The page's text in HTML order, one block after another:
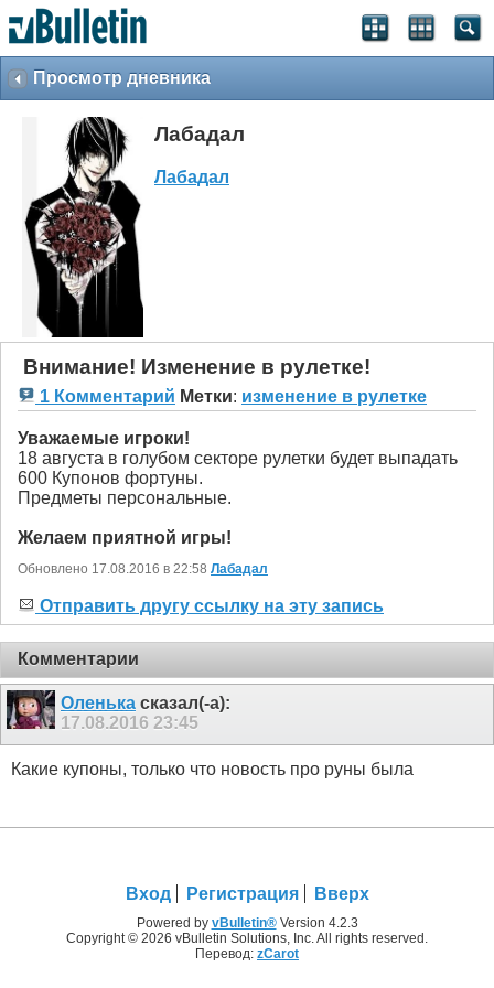
Просмотр дневника
Лабадал
Лабадал
Внимание! Изменение в рулетке!
1 Комментарий Метки: изменение в рулетке
Уважаемые игроки!
18 августа в голубом секторе рулетки будет выпадать
600 Купонов фортуны.
Предметы персональные.
Желаем приятной игры!
Обновлено 17.08.2016 в 22:58 Лабадал
Отправить другу ссылку на эту запись
Комментарии
Оленька сказал(-а):
17.08.2016 23:45
Какие купоны, только что новость про руны была
Вход Регистрация Вверх
Powered by vBulletin®Version 4.2.3
Copyright © 2026 vBulletin Solutions, Inc. All rights reserved.
Перевод: zCarot